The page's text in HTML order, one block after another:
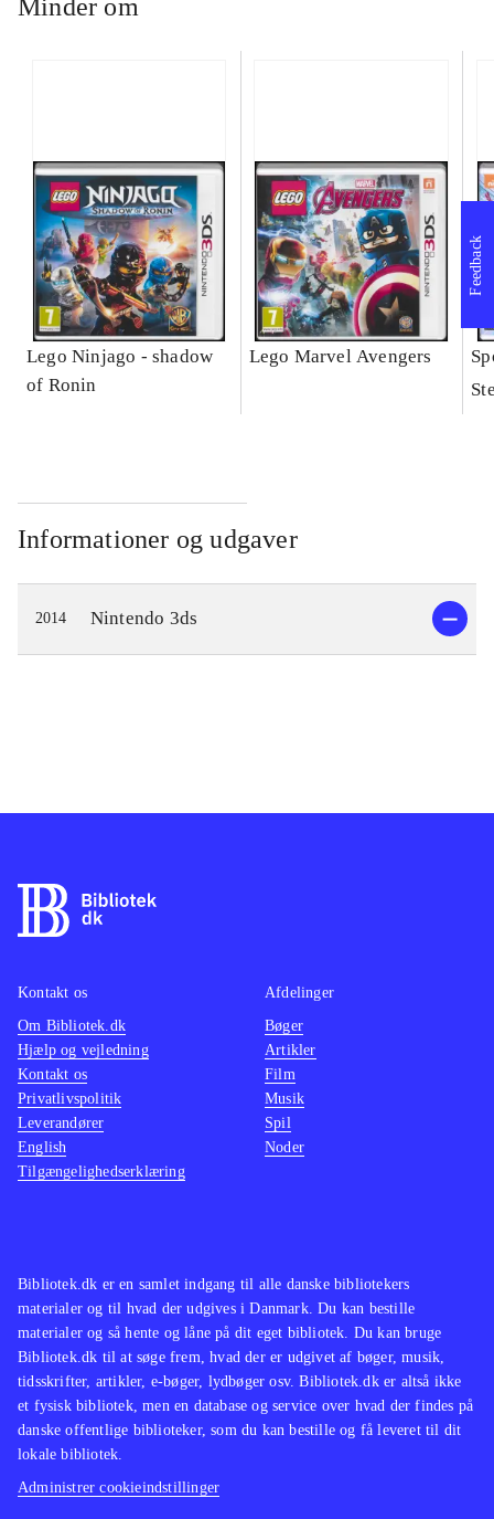
Minder om
Lego Ninjago - shadow
of Ronin
Lego Marvel Avengers
Informationer og udgaver
2014 Nintendo 3ds
Feedback
Bibliotek.dk er en samlet indgang til alle danske bibliotekers
materialer og til hvad der udgives i Danmark. Du kan bestille
materialer og så hente og låne på dit eget bibliotek. Du kan bruge
Bibliotek.dk til at søge frem, hvad der er udgivet af bøger, musik,
tidsskrifter, artikler, e-bøger, lydbøger osv. Bibliotek.dk er altså ikke
et fysisk bibliotek, men en database og service over hvad der findes på
danske offentlige biblioteker, som du kan bestille og få leveret til dit
lokale bibliotek.
Administrer cookieindstillinger
Kontakt os
Om Bibliotek.dk
Hjælp og vejledning
Kontakt os
Privatlivspolitik
Leverandører
English
Tilgængelighedserklæring
Afdelinger
Bøger
Artikler
Film
Musik
Spil
Noder